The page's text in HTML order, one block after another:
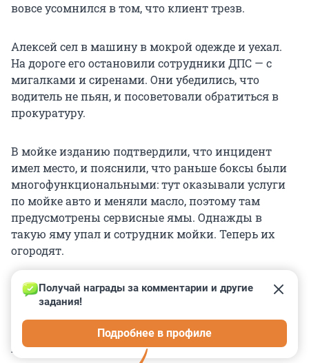
вовсе усомнился в том, что клиент трезв.
Алексей сел в машину в мокрой одежде и уехал.
На дороге его остановили сотрудники ДПС — с
мигалками и сиренами. Они убедились, что
водитель не пьян, и посоветовали обратиться в
прокуратуру.
В мойке изданию подтвердили, что инцидент
имел место, и пояснили, что раньше боксы были
многофункциональными: тут оказывали услуги
по мойке авто и меняли масло, поэтому там
предусмотрены сервисные ямы. Однажды в
такую яму упал и сотрудник мойки. Теперь их
огородят.
КОММЕНТАРИИ 8
Получай награды за комментарии и другие
задания!
Подробнее в профиле